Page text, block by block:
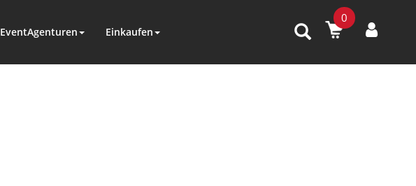
0
EventAgenturen Einkaufen